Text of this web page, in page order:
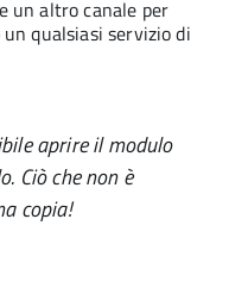
un altro canale per
qualsiasi servizio di
aprire il modulo
Ciò che non è
copia!